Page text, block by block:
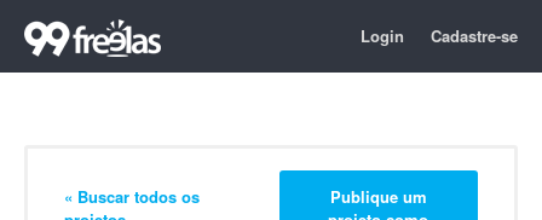
Login Cadastre-se
« Buscar todos os
Publique um